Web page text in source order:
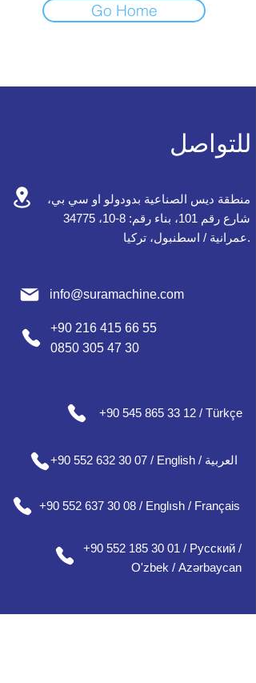
Go Home
للتواصل
منطقة ديس الصناعية بدودولو او سي بي،
شارع رقم 101، بناء رقم: 8-10، 34775
عمرانية / اسطنبول، تركيا.
info@suramachine.com
+90 216 415 66 55
0850 305 47 30
+90 545 865 33 12 / Türkçe
+90 552 637 30 08 / Englısh / Français
+90 552 185 30 01 / Русский /
О'zbek / Azərbaycan